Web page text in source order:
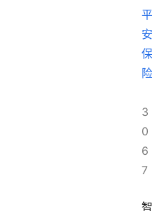
平
安
保
险
3
0
6
7
智